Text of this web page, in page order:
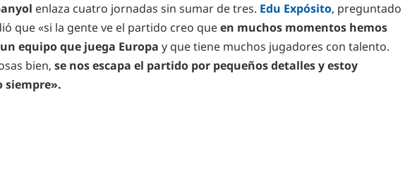
enlaza cuatro jornadas sin sumar de tres. Edu Expósito, preguntado
que «si la gente ve el partido creo queen muchos momentos hemos
equipo que juega Europa y que tiene muchos jugadores con talento.
bien, se nos escapa el partido por pequeños detalles y estoy
siempre».